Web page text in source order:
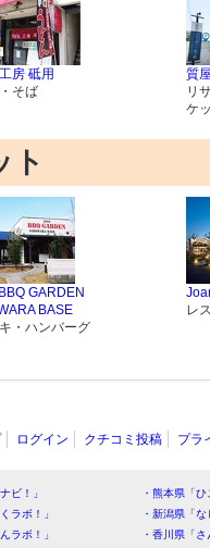
房 砥用
そば
質
リ
ケ
ト
GARDEN
BASE
・ハンバーグ
レ
ログイン クチコミ投稿 プラ
ビ！」
・熊本県「
ラボ！」
・新潟県「
ラボ！」
・香川県「